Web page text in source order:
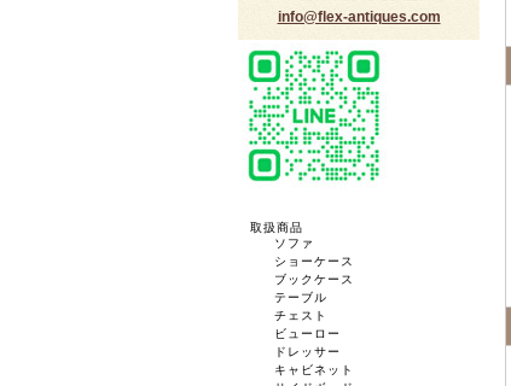
info@flex-antiques.com
取扱商品
ソファ
ショーケース
ブックケース
テーブル
チェスト
ビューロー
ドレッサー
キャビネット